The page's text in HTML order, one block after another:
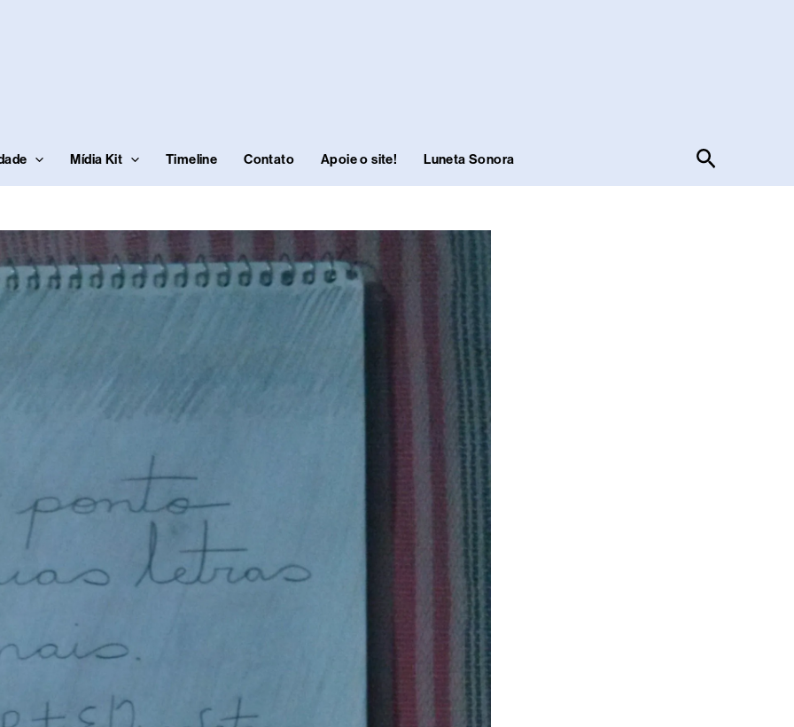
Mídia Kit Timeline Contato Apoie o site! Luneta Sonora Pesquisar